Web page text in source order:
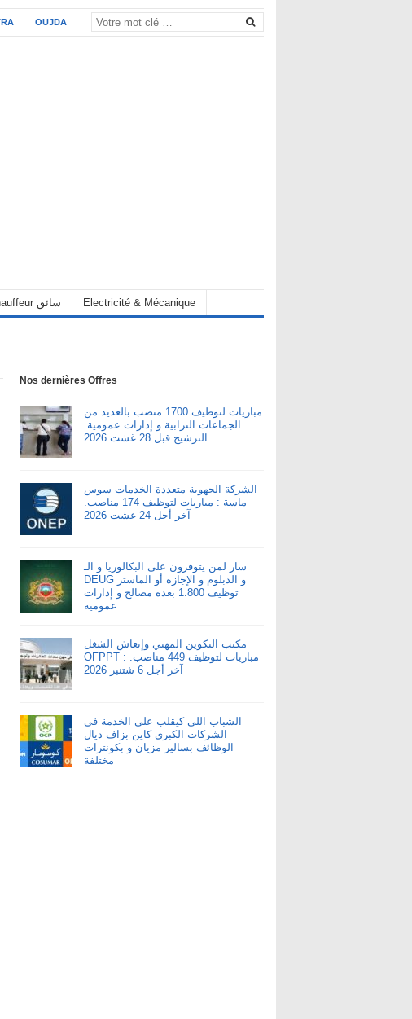
OUJDA
Chauffeur سائق Electricité & Mécanique
Nos dernières Offres
مباريات لتوظيف 1700 منصب بالعديد من
الجماعات الترابية و إدارات عمومية.
الترشيح قبل 28 غشت 2026
الشركة الجهوية متعددة الخدمات سوس
ماسة : مباريات لتوظيف 174 مناصب.
آخر أجل 24 غشت 2026
سار لمن يتوفرون على البكالوريا و الـ
DEUG و الدبلوم و الإجازة أو الماستر
توظيف 1.800 بعدة مصالح و إدارات
عمومية
مكتب التكوين المهني وإنعاش الشغل
OFPPT : مباريات لتوظيف 449 مناصب.
آخر أجل 6 شتنبر 2026
الشباب اللي كيقلب على الخدمة في
الشركات الكبرى كاين بزاف ديال
الوظائف بسالير مزيان و بكونترات
مختلفة